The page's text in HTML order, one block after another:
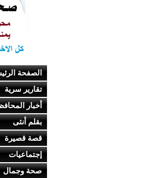
الصفحة
تقارير سرية
أخبار
بقلم أنثى
قصة قصيرة
إجتماعيات
صحة وجمال